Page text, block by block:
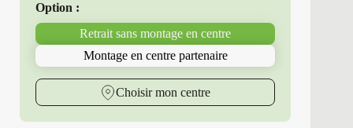
235/65R17
108
ALPIN
Option :
Retrait sans montage en centre
Montage en centre partenaire
Choisir mon centre